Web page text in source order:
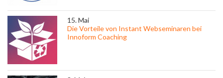
15. Mai
Die Vorteile von Instant Webseminaren bei
Innoform Coaching